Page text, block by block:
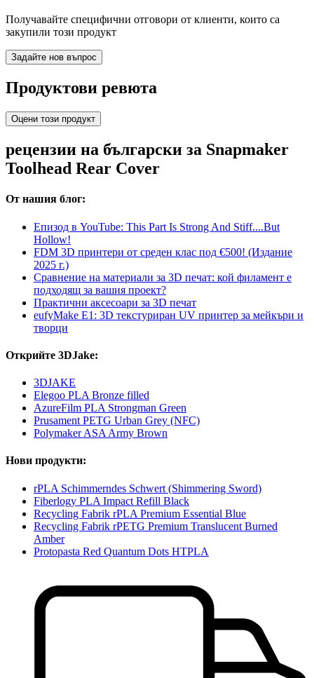
Получавайте специфични отговори от клиенти, които са
закупили този продукт
Задайте нов въпрос
Продуктови ревюта
Оцени този продукт
рецензии на български за Snapmaker
Toolhead Rear Cover
От нашия блог:
Епизод в YouTube: This Part Is Strong And Stiff....But
Hollow!
FDM 3D принтери от среден клас под €500! (Издание
2025 г.)
Сравнение на материали за 3D печат: кой филамент е
подходящ за вашия проект?
Практични аксесоари за 3D печат
eufyMake E1: 3D текстуриран UV принтер за мейкъри и
творци
Открийте 3DJake:
3DJAKE
Elegoo PLA Bronze filled
AzureFilm PLA Strongman Green
Prusament PETG Urban Grey (NFC)
Polymaker ASA Army Brown
Нови продукти:
rPLA Schimmerndes Schwert (Shimmering Sword)
Fiberlogy PLA Impact Refill Black
Recycling Fabrik rPLA Premium Essential Blue
Recycling Fabrik rPETG Premium Translucent Burned
Amber
Protopasta Red Quantum Dots HTPLA